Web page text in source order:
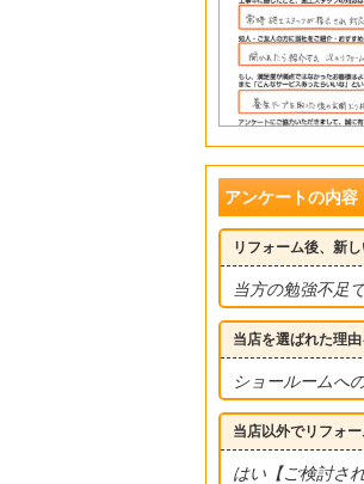
アンケートの内容
リフォーム後、新
当方の勉強不足
当店を選ばれた理由
ショールームへ
当店以外でリフォ
はい【ご検討